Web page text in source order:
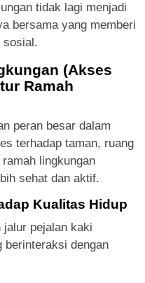
tidak lagi menjadi
bersama yang memberi
sosial.
(Akses
Ramah
peran besar dalam
terhadap taman, ruang
lingkungan
sehat dan aktif.
Kualitas Hidup
jalur pejalan kaki
berinteraksi dengan